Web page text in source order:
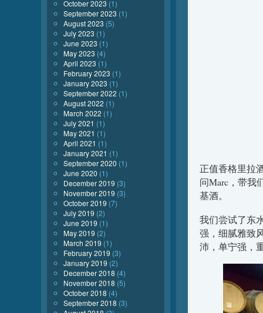
正值香格里拉
问Marc，带我
基酒。
我们尝试了东
强，细腻雅致
沛，单宁强，
October 2023 (1)
September 2023 (1)
August 2023 (5)
July 2023 (1)
June 2023 (1)
May 2023 (4)
April 2023 (1)
February 2023 (1)
January 2023 (1)
September 2022 (1)
August 2022 (1)
March 2022 (1)
July 2021 (1)
May 2021 (1)
April 2021 (1)
January 2021 (1)
September 2020 (1)
June 2020 (1)
December 2019 (3)
November 2019 (3)
October 2019 (7)
July 2019 (2)
June 2019 (1)
May 2019 (2)
March 2019 (1)
February 2019 (3)
January 2019 (2)
December 2018 (4)
November 2018 (5)
October 2018 (4)
September 2018 (3)